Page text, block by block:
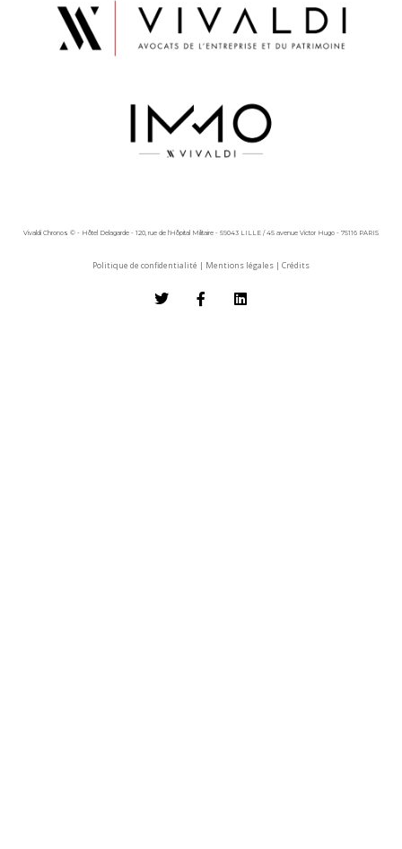
Vivaldi Chronos © - Hôtel Delagarde - 120, rue de l'Hôpital Militaire - 59043 LILLE / 45 avenue Victor Hugo - 75116 PARIS
Politique de confidentialité | Mentions légales | Crédits